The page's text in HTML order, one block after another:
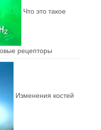
Что это такое
рецепторы
Изменения костей